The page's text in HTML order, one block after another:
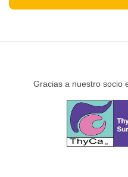
Gracias a nuestro socio